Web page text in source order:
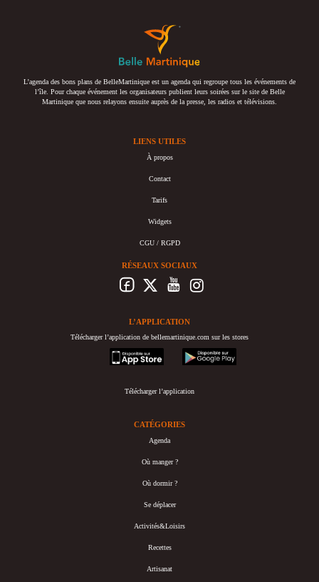
L’agenda des bons plans de BelleMartinique est un agenda qui regroupe tous les événements de
l’île. Pour chaque événement les organisateurs publient leurs soirées sur le site de Belle
Martinique que nous relayons ensuite auprès de la presse, les radios et télévisions.
LIENS UTILES
À propos
Contact
Tarifs
Widgets
CGU / RGPD
RÉSEAUX SOCIAUX
L’APPLICATION
Télécharger l’application de bellemartinique.com sur les stores
appstore
googleplay
Télécharger l’application
CATÉGORIES
Agenda
Où manger ?
Où dormir ?
Se déplacer
Activités&Loisirs
Recettes
Artisanat